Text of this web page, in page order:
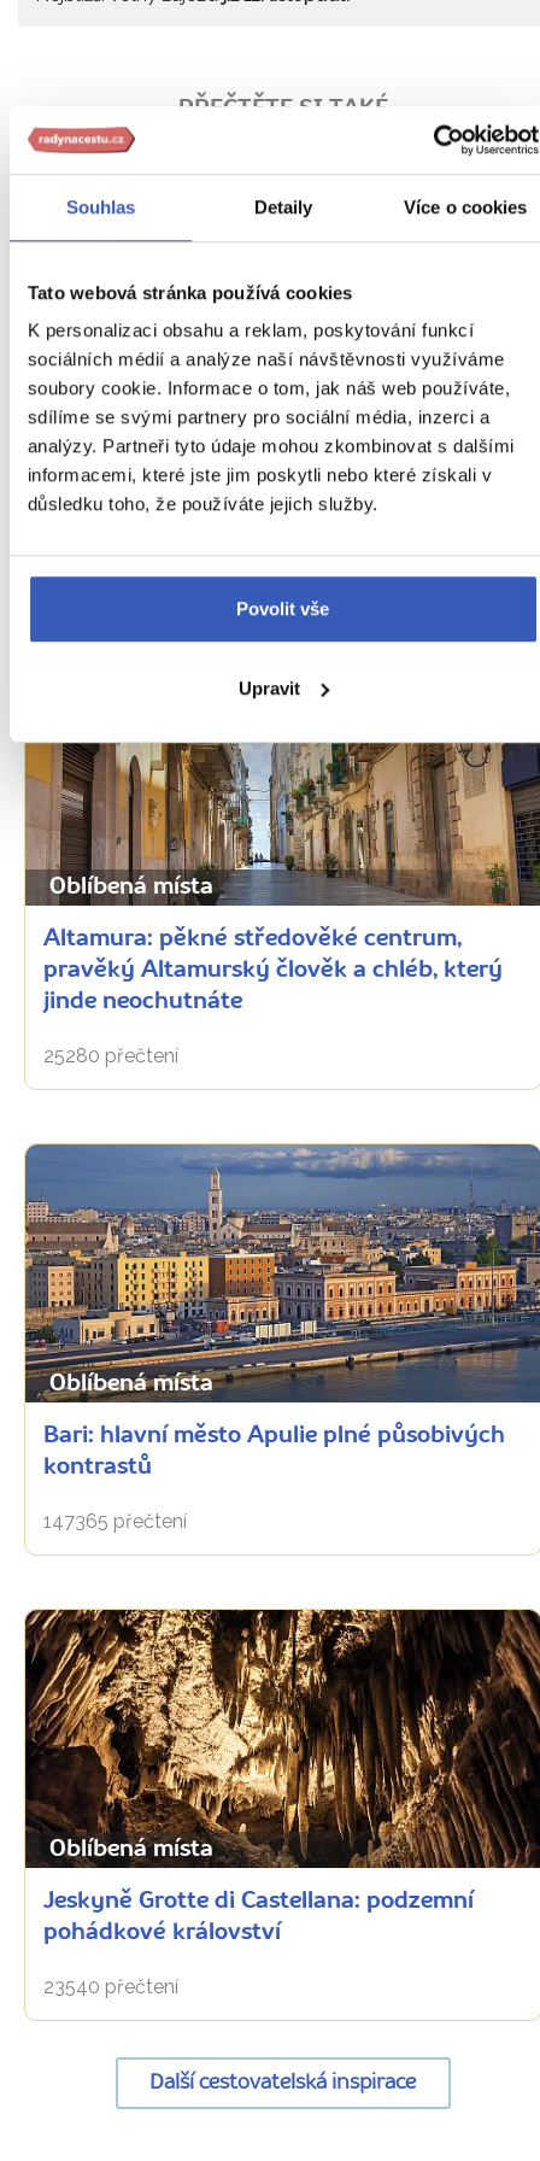
Souhlas Detaily Více o cookies
Tato webová stránka používá cookies
K personalizaci obsahu a reklam, poskytování funkcí
sociálních médií a analýze naší návštěvnosti využíváme
soubory cookie. Informace o tom, jak náš web používáte,
sdílíme se svými partnery pro sociální média, inzerci a
analýzy. Partneři tyto údaje mohou zkombinovat s dalšími
informacemi, které jste jim poskytli nebo které získali v
důsledku toho, že používáte jejich služby.
Povolit vše
Upravit
PŘEČTĚTE SI TAKÉ
Oblíbená místa
Alberobello: bílá romantika na první i na
druhý pohled
80169 přečtení
Oblíbená místa
Altamura: pěkné středověké centrum,
pravěký Altamurský člověk a chléb, který
jinde neochutnáte
25280 přečtení
Oblíbená místa
Bari: hlavní město Apulie plné působivých
kontrastů
147365 přečtení
Oblíbená místa
Jeskyně Grotte di Castellana: podzemní
pohádkové království
23540 přečtení
Další cestovatelská inspirace